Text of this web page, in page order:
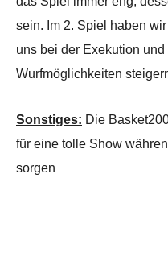
sein. Im 2. Spiel haben
uns bei der Exekution
Wurfmöglichkeiten
Sonstiges: Die
für eine tolle Show
sorgen